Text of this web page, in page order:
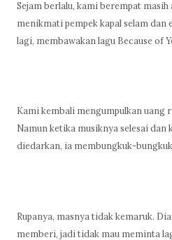
Sejam berlalu, kami berempat
menikmati pempek kapal selam dan
lagi, membawakan lagu Because of
Kami kembali mengumpulkan uang
Namun ketika musiknya selesai dan
diedarkan, ia membungkuk-
Rupanya, masnya tidak kemaruk.
memberi, jadi tidak mau meminta